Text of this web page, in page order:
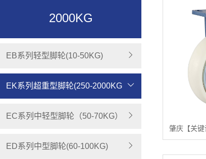
2000KG
EB系列轻型脚轮(10-50KG)
EK系列超重型脚轮(250-2000KG
EC系列中轻型脚轮（50-70KG）
ED系列中型脚轮(60-100KG)